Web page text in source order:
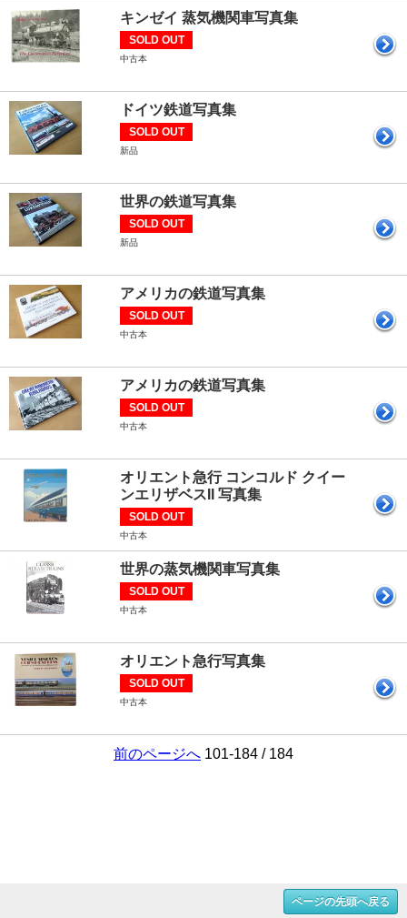
キンゼイ 蒸気機関車写真集
SOLD OUT
中古本
ドイツ鉄道写真集
SOLD OUT
新品
世界の鉄道写真集
SOLD OUT
新品
アメリカの鉄道写真集
SOLD OUT
中古本
アメリカの鉄道写真集
SOLD OUT
中古本
オリエント急行 コンコルド クイー
ンエリザベスII 写真集
SOLD OUT
中古本
世界の蒸気機関車写真集
SOLD OUT
中古本
オリエント急行写真集
SOLD OUT
中古本
前のページへ 101-184 / 184
ページの先頭へ戻る